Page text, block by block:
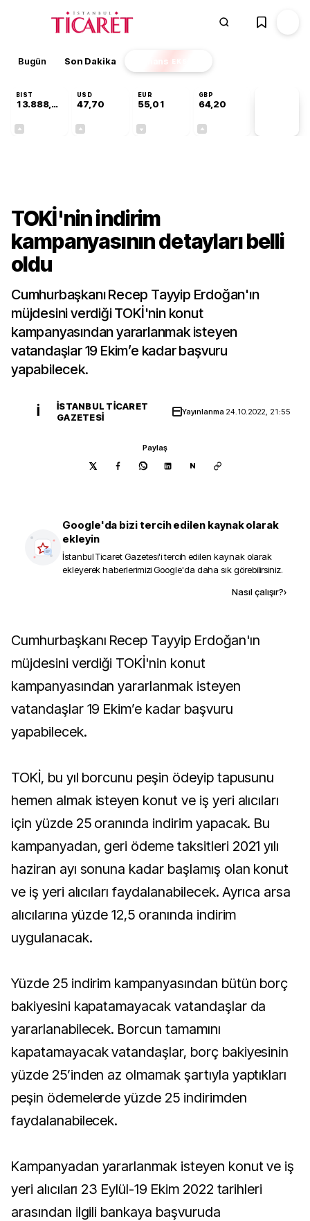
Bugün Son Dakika Finans EKSTRA
BIST
13.888,97
USD
47,70
EUR
55,01
GBP
64,20
TOKİ'nin indirim
kampanyasının detayları belli
oldu
Cumhurbaşkanı Recep Tayyip Erdoğan'ın
müjdesini verdiği TOKİ'nin konut
kampanyasından yararlanmak isteyen
vatandaşlar 19 Ekim’e kadar başvuru
yapabilecek.
İ
İSTANBUL TICARET
GAZETESI
Yayınlanma 24.10.2022, 21:55
Paylaş
N
Google'da bizi tercih edilen kaynak olarak
ekleyin
İstanbul Ticaret Gazetesi'i tercih edilen kaynak olarak
ekleyerek haberlerimizi Google'da daha sık görebilirsiniz.
Nasıl çalışır?›
Cumhurbaşkanı Recep Tayyip Erdoğan'ın
müjdesini verdiği TOKİ'nin konut
kampanyasından yararlanmak isteyen
vatandaşlar 19 Ekim’e kadar başvuru
yapabilecek.
TOKİ, bu yıl borcunu peşin ödeyip tapusunu
hemen almak isteyen konut ve iş yeri alıcıları
için yüzde 25 oranında indirim yapacak. Bu
kampanyadan, geri ödeme taksitleri 2021 yılı
haziran ayı sonuna kadar başlamış olan konut
ve iş yeri alıcıları faydalanabilecek. Ayrıca arsa
alıcılarına yüzde 12,5 oranında indirim
uygulanacak.
Yüzde 25 indirim kampanyasından bütün borç
bakiyesini kapatamayacak vatandaşlar da
yararlanabilecek. Borcun tamamını
kapatamayacak vatandaşlar, borç bakiyesinin
yüzde 25’inden az olmamak şartıyla yaptıkları
peşin ödemelerde yüzde 25 indirimden
faydalanabilecek.
Kampanyadan yararlanmak isteyen konut ve iş
yeri alıcıları 23 Eylül-19 Ekim 2022 tarihleri
arasından ilgili bankaya başvuruda